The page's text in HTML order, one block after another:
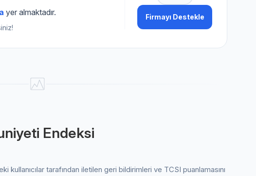
yer almaktadır. Firmayı Destekle
Endeksi
kullanıcılar tarafından iletilen geri bildirimleri ve TCSI puanlamasını